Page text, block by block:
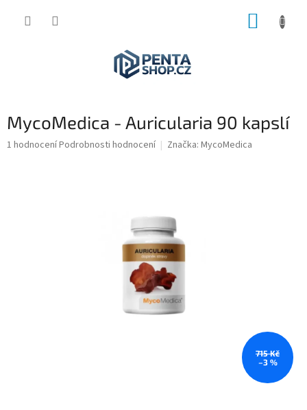
MycoMedica - Auricularia 90 kapslí
Průměrné
1 hodnoceníPodrobnosti hodnocení Značka: MycoMedica
715 Kč
–3 %